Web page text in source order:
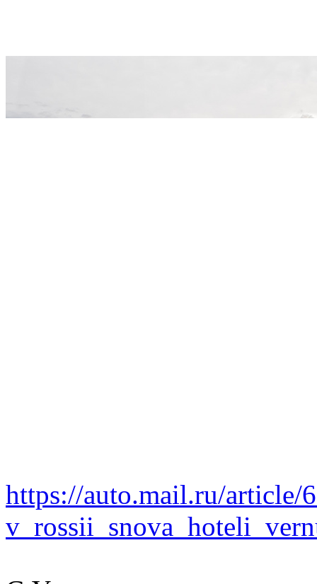
https://auto.mail.ru/article/